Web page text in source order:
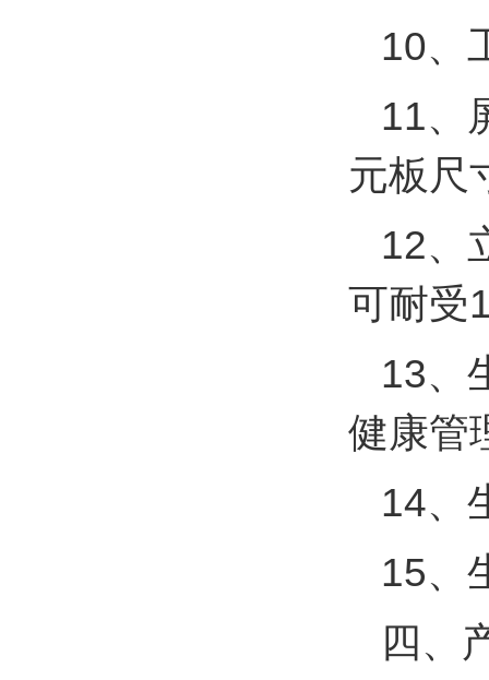
10、
11、
元板尺
12、
可耐受
13、
健康管
14、
15、
四、